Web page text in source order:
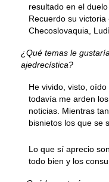
resultado en el
Recuerdo su
Checoslovaquia,
¿Qué temas le
ajedrecística?
He vivido, visto,
todavía me arden
noticias. Mientras
bisnietos los que se
Lo que sí aprecio
todo bien y los